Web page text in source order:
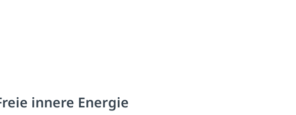
innere Energie